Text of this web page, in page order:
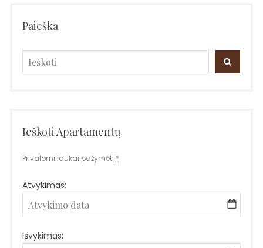
Paieška
Search
for:
SEARCH
Ieškoti Apartamentų
Privalomi laukai pažymėti *
Atvykimas:
Išvykimas: